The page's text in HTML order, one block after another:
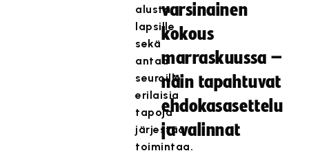
alusta
lapsille
sekä
antaa
seuroille
erilaisia
tapoja
järjestää
toimintaa.
varsinainen
kokous
marraskuussa –
näin tapahtuvat
ehdokasasettelu
ja valinnat